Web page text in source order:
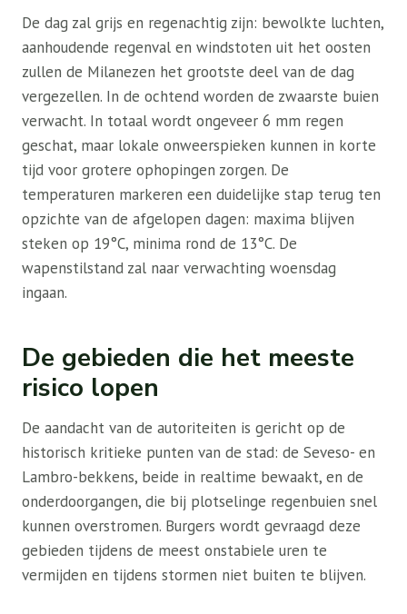
De dag zal grijs en regenachtig zijn: bewolkte luchten,
aanhoudende regenval en windstoten uit het oosten
zullen de Milanezen het grootste deel van de dag
vergezellen. In de ochtend worden de zwaarste buien
verwacht. In totaal wordt ongeveer 6 mm regen
geschat, maar lokale onweerspieken kunnen in korte
tijd voor grotere ophopingen zorgen. De
temperaturen markeren een duidelijke stap terug ten
opzichte van de afgelopen dagen: maxima blijven
steken op 19°C, minima rond de 13°C. De
wapenstilstand zal naar verwachting woensdag
ingaan.
De gebieden die het meeste
risico lopen
De aandacht van de autoriteiten is gericht op de
historisch kritieke punten van de stad: de Seveso- en
Lambro-bekkens, beide in realtime bewaakt, en de
onderdoorgangen, die bij plotselinge regenbuien snel
kunnen overstromen. Burgers wordt gevraagd deze
gebieden tijdens de meest onstabiele uren te
vermijden en tijdens stormen niet buiten te blijven.